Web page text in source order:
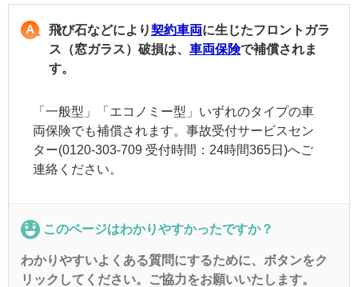
飛び石などにより契約車両に生じたフロントガラ
ス（窓ガラス）破損は、 車両保険で補償されま
す。
「一般型」「エコノミー型」いずれのタイプの車
両保険でも補償されます。事故受付サービスセン
ター(0120-303-709 受付時間：24時間365日)へご
連絡ください。
このページはわかりやすかったですか？
わかりやすいよくある質問にするために、ボタンをク
リックしてください。ご協力をお願いいたします。